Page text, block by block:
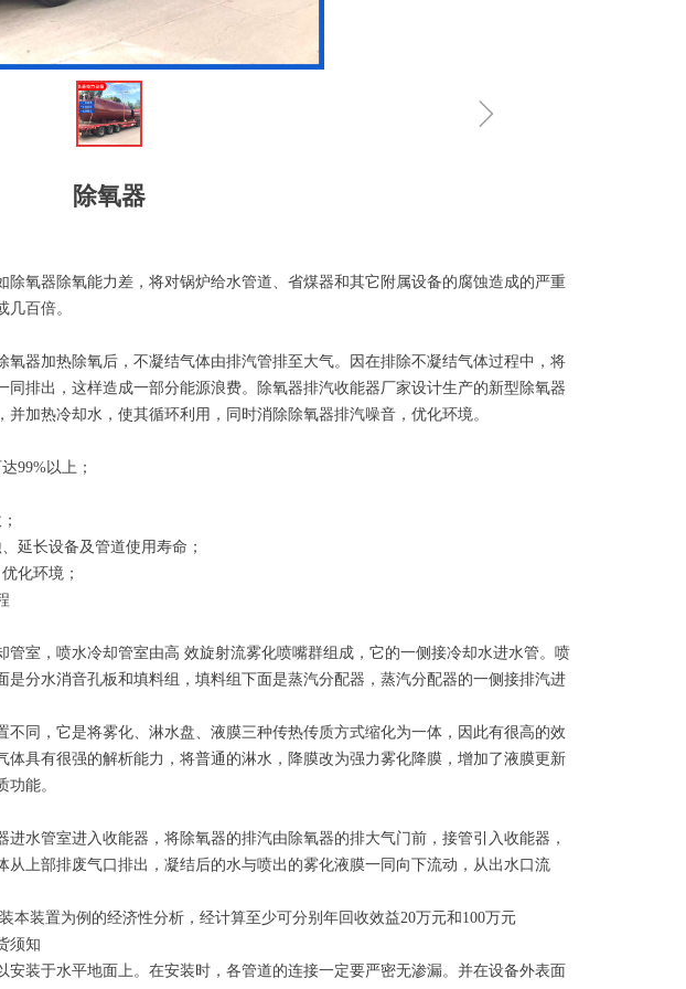
除氧器
氧器除氧能力差，将对锅炉给水管道、省煤器和其它附属设备的腐蚀造成的严重
百倍。
器加热除氧后，不凝结气体由排汽管排至大气。因在排除不凝结气体过程中，将
排出，这样造成一部分能源浪费。除氧器排汽收能器厂家设计生产的新型除氧器
加热冷却水，使其循环利用，同时消除除氧器排汽噪音，优化环境。
99%以上；
长设备及管道使用寿命；
化环境；
室，喷水冷却管室由高 效旋射流雾化喷嘴群组成，它的一侧接冷却水进水管。喷
分水消音孔板和填料组，填料组下面是蒸汽分配器，蒸汽分配器的一侧接排汽进
同，它是将雾化、淋水盘、液膜三种传热传质方式缩化为一体，因此有很高的效
具有很强的解析能力，将普通的淋水，降膜改为强力雾化降膜，增加了液膜更新
能。
管室进入收能器，将除氧器的排汽由除氧器的排大气门前，接管引入收能器，
上部排废气口排出，凝结后的水与喷出的雾化液膜一同向下流动，从出水口流
装置为例的经济性分析，经计算至少可分别年回收效益20万元和100万元
须知
装于水平地面上。在安装时，各管道的连接一定要严密无渗漏。并在设备外表面
ꁇ